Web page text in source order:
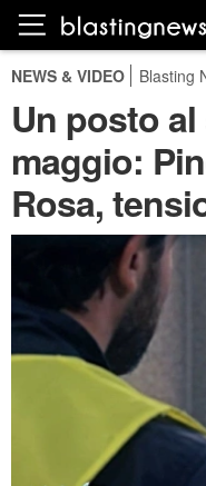
NEWS & VIDEO Blasting
Un posto
maggio:
Rosa,